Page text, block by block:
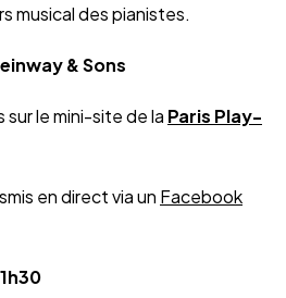
musical des pianistes.
& Sons
le mini-site de la Paris Play-
en direct via un Facebook
1h30